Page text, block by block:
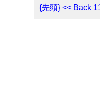
{先頭} << Back